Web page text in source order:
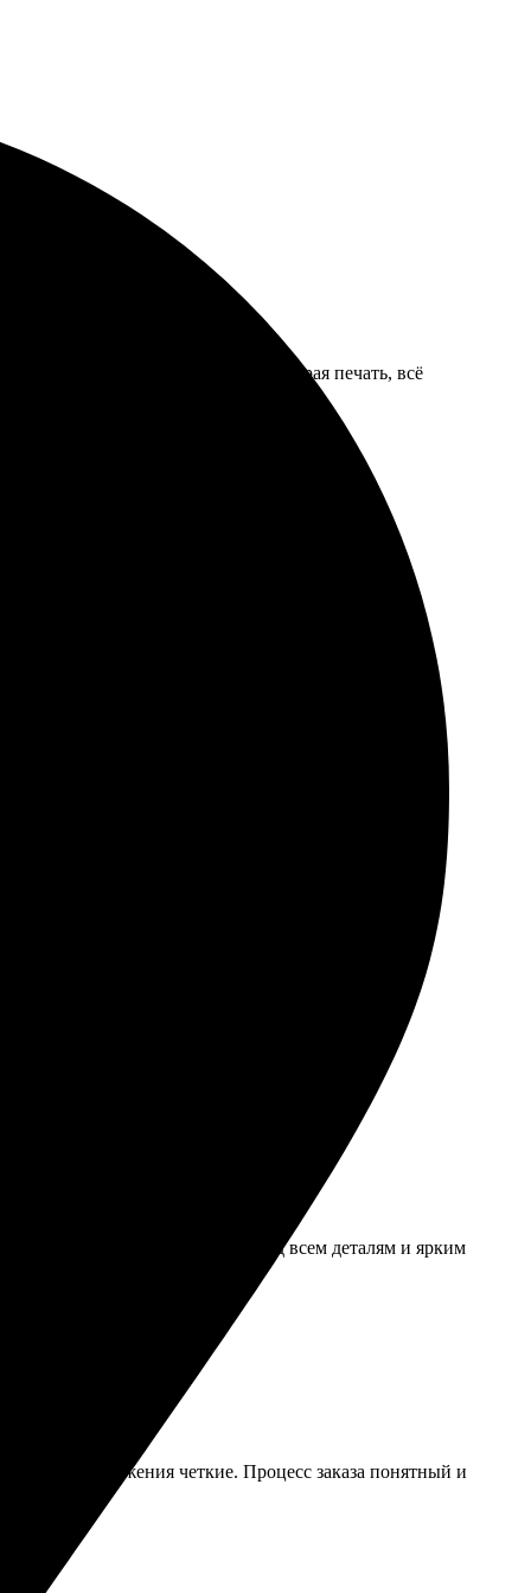
и загрузил изображения. Быстрая печать, всё
превзошёл ожидания.
яркие и четкие, просто супер! Обязательно
фотографии и оформила заказ. Печать
обязательно закажу еще! Рекомендую!
срок, качество на высоте. Рад всем деталям и ярким
изображения четкие. Процесс заказа понятный и
радуют!